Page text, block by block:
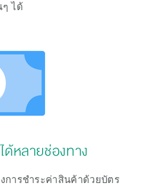
ได้
ด้หลายช่องทาง
การชำระค่าสินค้าด้วยบัตร